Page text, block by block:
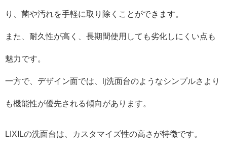
り、菌や汚れを手軽に取り除くことができます。
また、耐久性が高く、長期間使用しても劣化しにくい点も
魅力です。
一方で、デザイン面では、lj洗面台のようなシンプルさより
も機能性が優先される傾向があります。
LIXILの洗面台は、カスタマイズ性の高さが特徴です。